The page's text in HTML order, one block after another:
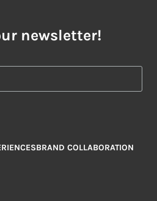
newsletter!
BRAND COLLABORATION